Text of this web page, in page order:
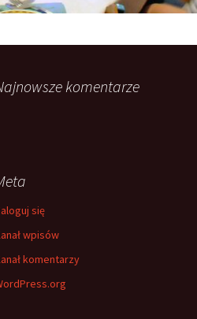
komentarze
się
wpisów
komentarzy